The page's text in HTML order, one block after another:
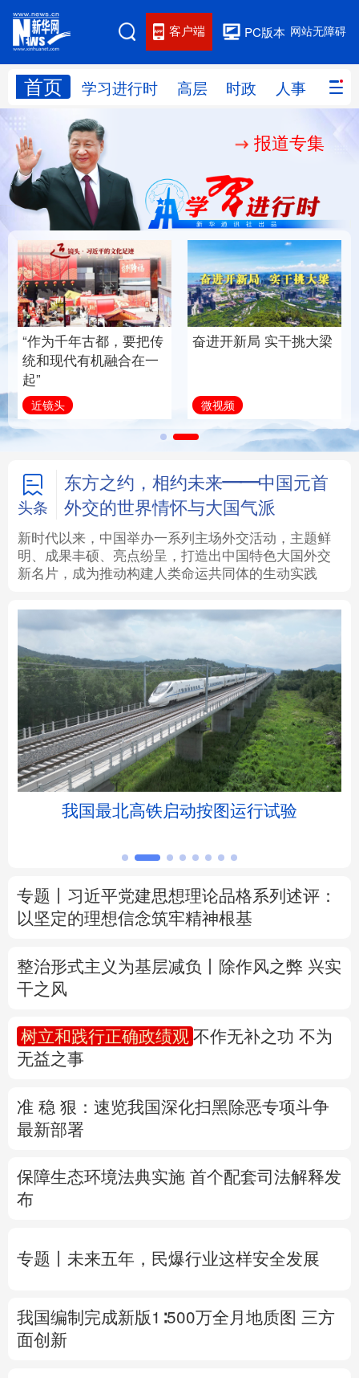
网站无障碍
PC版本
客户端
首页 学习进行时 高层 时政 人事 国际
网站地图
学习进行时 人事
国际 财经 网评
思客智库 全球连线 教育
科技 科创 量子 体育
文化 书画 健康 军事
访谈 视频 图片 政务
信息化 数字经济
学术中国 乡村振兴 银龄 溯源中国
城市 旅游 能源
彩票 娱乐 时尚 悦读
地方频道
北京 天津 河北 山西
辽宁 吉林 上海 江苏
广东 广西 海南
四川 贵州 云南 西藏
陕西
新疆 内蒙古 黑龙江
多语种频道
报道专集
厚植营商沃土推动东北
全面振兴
习近平总书记关切事
铸魂强党丨以党的政治
学习新语
头条
东方之约，相约未来——中国元首
外交的世界情怀与大国气派
新时代以来，中国举办一系列主场外交活动，主题鲜
明、成果丰硕、亮点纷呈，打造出中国特色大国外交
新名片，成为推动构建人类命运共同体的生动实践
关爱——为户外劳动者撑起“清凉伞”
专题丨 习近平党建思想理论品格系列述评：
以坚定的理想信念筑牢精神根基
整治形式主义为基层减负丨除作风之弊 兴实
干之风
树立和践行正确政绩观 不作无补之功 不为
无益之事
准 稳 狠：速览我国深化扫黑除恶专项斗争
最新部署
保障生态环境法典实施 首个配套司法解释发
布
专题丨 未来五年，民爆行业这样安全发展
我国编制完成新版1∶500万全月地质图 三方
面创新